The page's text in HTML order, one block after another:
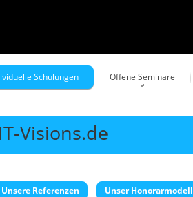
Schulungen Offene Seminare
Visions.de
Unsere Referenzen Unser Honorarmodell